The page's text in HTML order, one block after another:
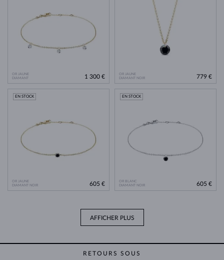
OR JAUNE
DIAMANT
1 300 €
OR JAUNE
DIAMANT NOIR
779 €
OR JAUNE
DIAMANT NOIR
EN STOCK
605 €
OR BLANC
DIAMANT NOIR
EN STOCK
605 €
AFFICHER PLUS
RETOURS SOUS